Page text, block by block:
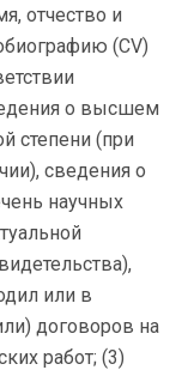
отчество и
(CV)
о высшем
степени (при
сведения о
научных
или в
договоров на
работ; (3)